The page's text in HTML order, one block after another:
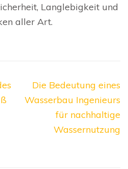
Langlebigkeit und
aller Art.
Die Bedeutung eines
Wasserbau Ingenieurs
für nachhaltige
Wassernutzung